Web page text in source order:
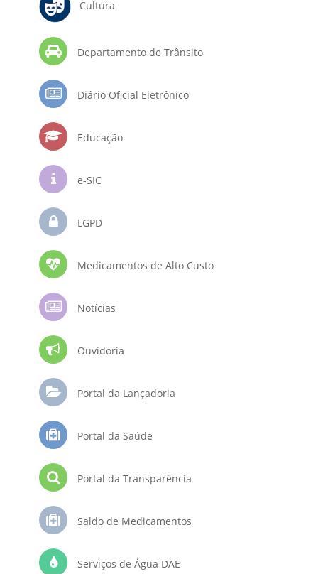
Cultura
Departamento de Trânsito
Diário Oficial Eletrônico
Educação
e-SIC
LGPD
Medicamentos de Alto Custo
Notícias
Ouvidoria
Portal da Lançadoria
Portal da Saúde
Portal da Transparência
Saldo de Medicamentos
Serviços de Água DAE